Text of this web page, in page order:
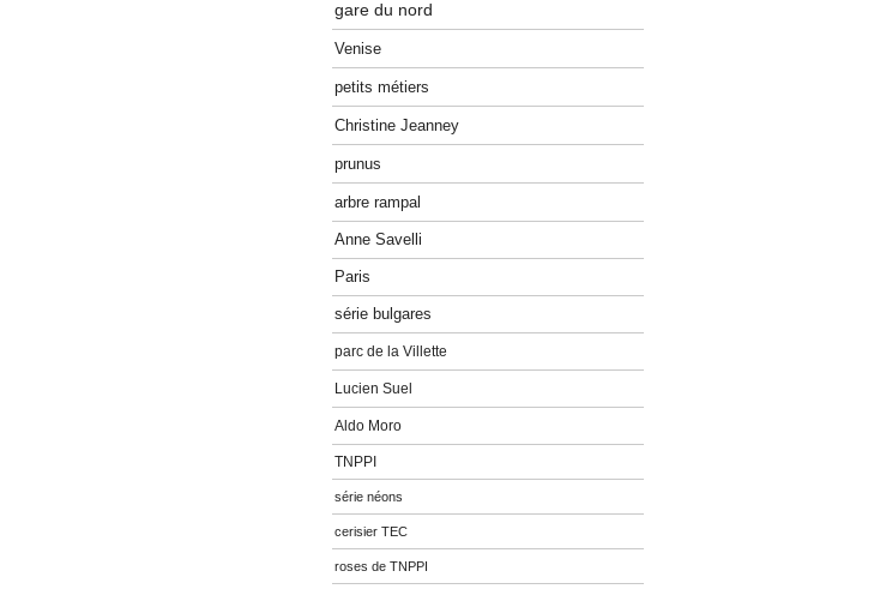
gare du nord
Venise
petits métiers
Christine Jeanney
prunus
arbre rampal
Anne Savelli
Paris
série bulgares
parc de la Villette
Lucien Suel
Aldo Moro
TNPPI
série néons
cerisier TEC
roses de TNPPI